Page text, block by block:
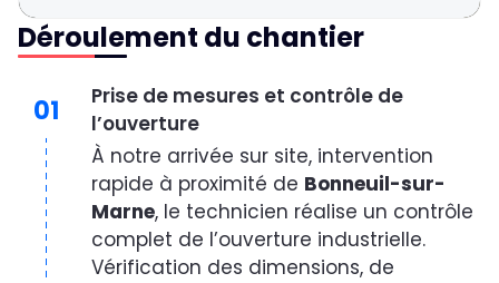
Déroulement du chantier
01
Prise de mesures et contrôle de
l’ouverture
À notre arrivée sur site, intervention
rapide à proximité de Bonneuil-sur-
Marne, le technicien réalise un contrôle
complet de l’ouverture industrielle.
Vérification des dimensions, de